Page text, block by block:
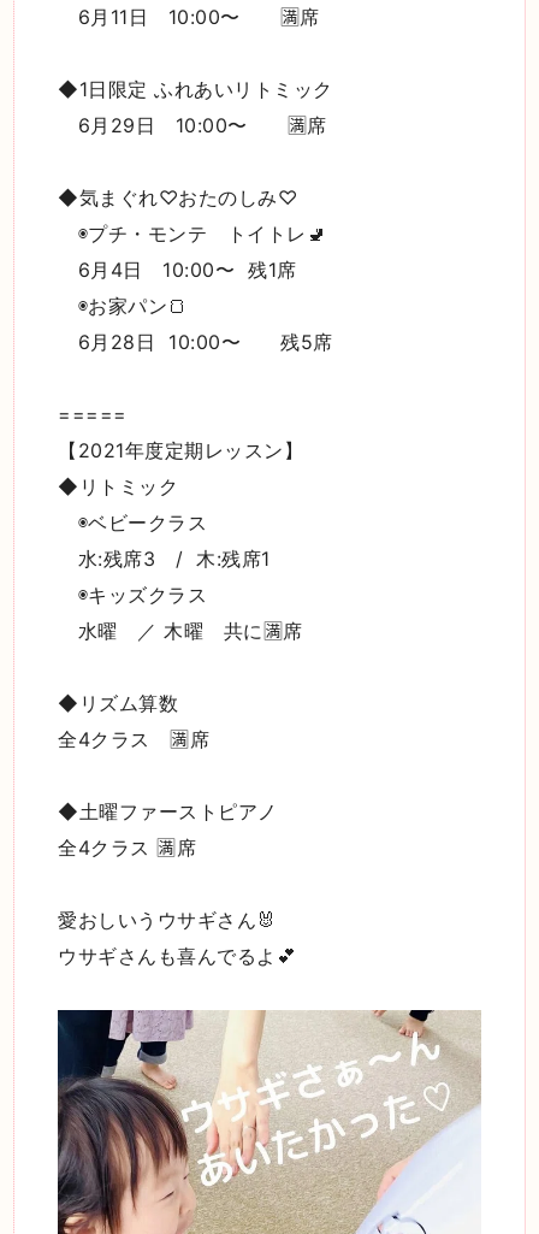
6月11日 10:00〜 🈵席
◆1日限定 ふれあいリトミック
6月29日 10:00〜 🈵席
◆気まぐれ♡おたのしみ♡
◉プチ・モンテ トイトレ🚽
6月4日 10:00〜 残1席
◉お家パン🍞
6月28日 10:00〜 残5席
=====
【2021年度定期レッスン】
◆リトミック
◉ベビークラス
水:残席3 / 木:残席1
◉キッズクラス
水曜 ／ 木曜 共に🈵席
◆リズム算数
全4クラス 🈵席
◆土曜ファーストピアノ
全4クラス 🈵席
愛おしいうウサギさん🐰
ウサギさんも喜んでるよ💕